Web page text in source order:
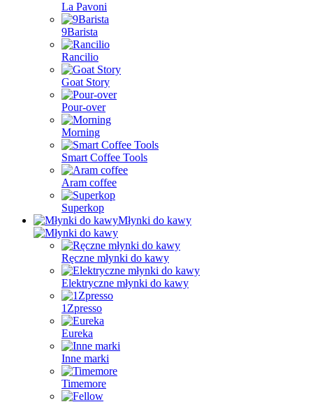
La Pavoni
9Barista
Rancilio
Goat Story
Pour-over
Morning
Smart Coffee Tools
Aram coffee
Superkop
Młynki do kawy
Ręczne młynki do kawy
Elektryczne młynki do kawy
1Zpresso
Eureka
Inne marki
Timemore